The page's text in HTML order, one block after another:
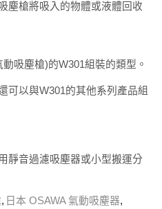
塵槍將吸入的物體或液體回收
吸塵槍)的W301組裝的類型。
可以與W301的其他系列產品組
靜音過濾吸塵器或小型搬運分
, 日本 OSAWA 氣動吸塵器,